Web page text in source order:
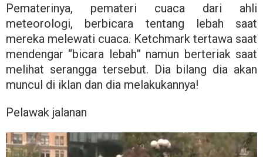
Pematerinya, pemateri cuaca dari ahli
meteorologi, berbicara tentang lebah saat
mereka melewati cuaca. Ketchmark tertawa saat
mendengar “bicara lebah” namun berteriak saat
melihat serangga tersebut. Dia bilang dia akan
muncul di iklan dan dia melakukannya!
Pelawak jalanan